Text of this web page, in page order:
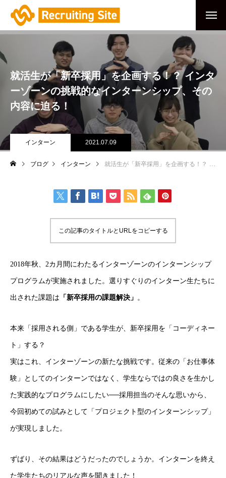
就活生が「新卒採用」を企画する！？ インタ
ーゾーンの挑戦的なインターンシップ、その
内容に迫る！
インターン 2021.07.09
ブログ インターン 就活生が「新卒採用」を企画する！？ インターゾーンの挑戦的なインターンシップ、その内容に迫る！
この記事のタイトルとURLをコピーする
2018年秋、2カ月間にわたるインターゾーンのインターンシップ
プログラムが実施されました。選りすぐりのインターン生たちに
出された課題は 「新卒採用の課題解決」 。
本来「採用される側」である学生が、新卒採用を「コーディネー
ト」する？
実はこれ、インターゾーンの新たな挑戦です。従来の「お仕事体
験」としてのインターンではなく、学生ならではの良さを生かし
た実践的なプログラムにしたい──採用担当のそんな思いから、
今回初めての試みとして「プロジェクト型のインターンシップ」
が実現しました。
ずばり、その結果はどうだったのでしょうか。インターンを終え
た学生たちのリアルな声を聞きました！